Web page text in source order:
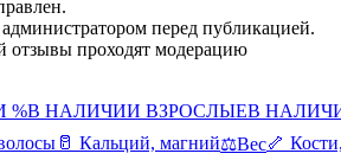
перед публикацией.
отзывы проходят модерацию
%В НАЛИЧИИ ВЗРОСЛЫЕВ
🥛 Кальций, магний⚖️Вес🦴